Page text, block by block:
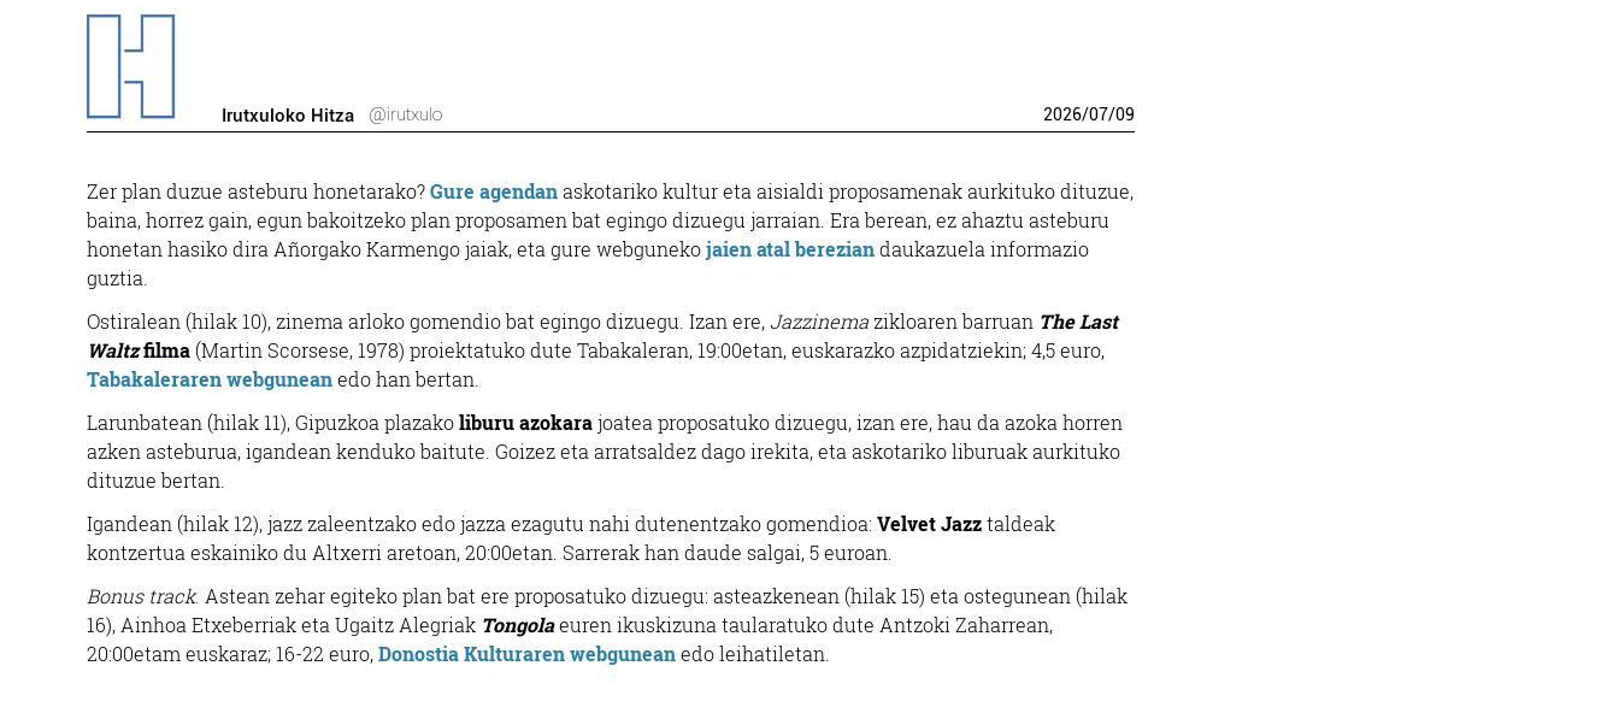
Irutxuloko Hitza @irutxulo 2026/07/09
Zer plan duzue asteburu honetarako?Gure agendanaskotariko kultur eta aisialdi proposamenak aurkituko dituzue,
baina, horrez gain, egun bakoitzeko plan proposamen bat egingo dizuegu jarraian. Era berean, ez ahaztu asteburu
honetan hasiko dira Añorgako Karmengo jaiak, eta gure webgunekojaien atal bereziandaukazuela informazio
guztia.
Ostiralean (hilak 10), zinema arloko gomendio bat egingo dizuegu. Izan ere, Jazzinema zikloaren barruan The Last
Waltzfilma(Martin Scorsese, 1978) proiektatuko dute Tabakaleran, 19:00etan, euskarazko azpidatziekin; 4,5 euro,
Tabakaleraren webguneanedo han bertan.
Larunbatean (hilak 11), Gipuzkoa plazakoliburu azokara joatea proposatuko dizuegu, izan ere, hau da azoka horren
azken asteburua, igandean kenduko baitute. Goizez eta arratsaldez dago irekita, eta askotariko liburuak aurkituko
dituzue bertan.
Igandean (hilak 12), jazz zaleentzako edo jazza ezagutu nahi dutenentzako gomendioa: Velvet Jazztaldeak
kontzertua eskainiko du Altxerri aretoan, 20:00etan. Sarrerak han daude salgai, 5 euroan.
Bonus track. Astean zehar egiteko plan bat ere proposatuko dizuegu: asteazkenean (hilak 15) eta ostegunean (hilak
16), Ainhoa Etxeberriak eta Ugaitz Alegriak Tongolaeuren ikuskizuna taularatuko dute Antzoki Zaharrean,
20:00etam euskaraz; 16-22 euro,Donostia Kulturaren webguneanedo leihatiletan.